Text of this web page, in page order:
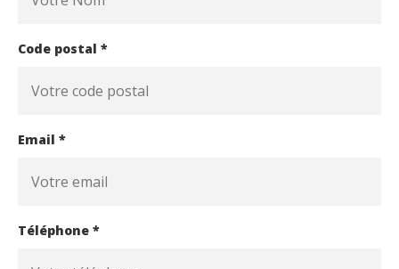
Code postal *
Email *
Téléphone *